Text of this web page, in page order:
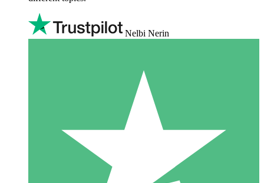
Nelbi Nerin